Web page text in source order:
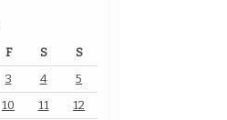
F S
S
3 4
5
10 11
12